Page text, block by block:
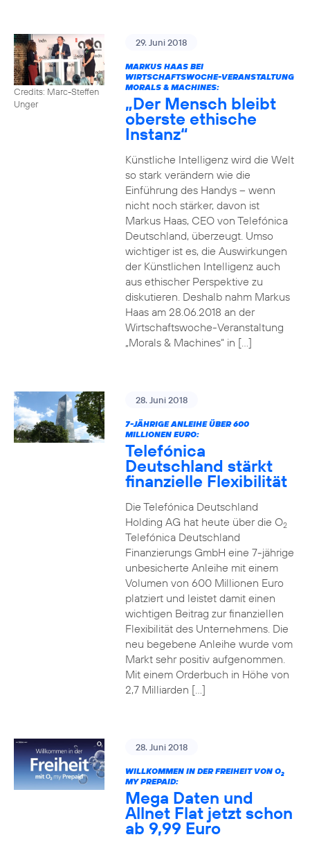
Credits: Marc-Steffen
Unger
29. Juni 2018
MARKUS HAAS BEI
WIRTSCHAFTSWOCHE-VERANSTALTUNG
MORALS & MACHINES:
„Der Mensch bleibt
oberste ethische
Instanz“
Künstliche Intelligenz wird die Welt
so stark verändern wie die
Einführung des Handys – wenn
nicht noch stärker, davon ist
Markus Haas, CEO von Telefónica
Deutschland, überzeugt. Umso
wichtiger ist es, die Auswirkungen
der Künstlichen Intelligenz auch
aus ethischer Perspektive zu
diskutieren. Deshalb nahm Markus
Haas am 28.06.2018 an der
Wirtschaftswoche-Veranstaltung
„Morals & Machines“ in […]
28. Juni 2018
7-JÄHRIGE ANLEIHE ÜBER 600
MILLIONEN EURO:
Telefónica
Deutschland stärkt
finanzielle Flexibilität
Die Telefónica Deutschland
Holding AG hat heute über die O2
Telefónica Deutschland
Finanzierungs GmbH eine 7-jährige
unbesicherte Anleihe mit einem
Volumen von 600 Millionen Euro
platziert und leistet damit einen
wichtigen Beitrag zur finanziellen
Flexibilität des Unternehmens. Die
neu begebene Anleihe wurde vom
Markt sehr positiv aufgenommen.
Mit einem Orderbuch in Höhe von
2,7 Milliarden […]
28. Juni 2018
WILLKOMMEN IN DER FREIHEIT VON O2
MY PREPAID:
Mega Daten und
Allnet Flat jetzt schon
ab 9,99 Euro